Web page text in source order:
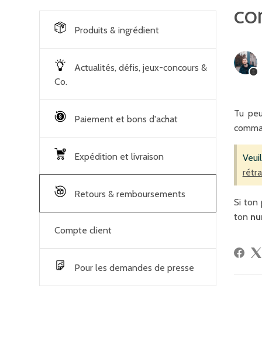
Produits & ingrédient
Actualités, défis, jeux-concours &
Co.
Paiement et bons d'achat
Expédition et livraison
Retours & remboursements
Compte client
Pour les demandes de presse
Tu
Si ton
ton